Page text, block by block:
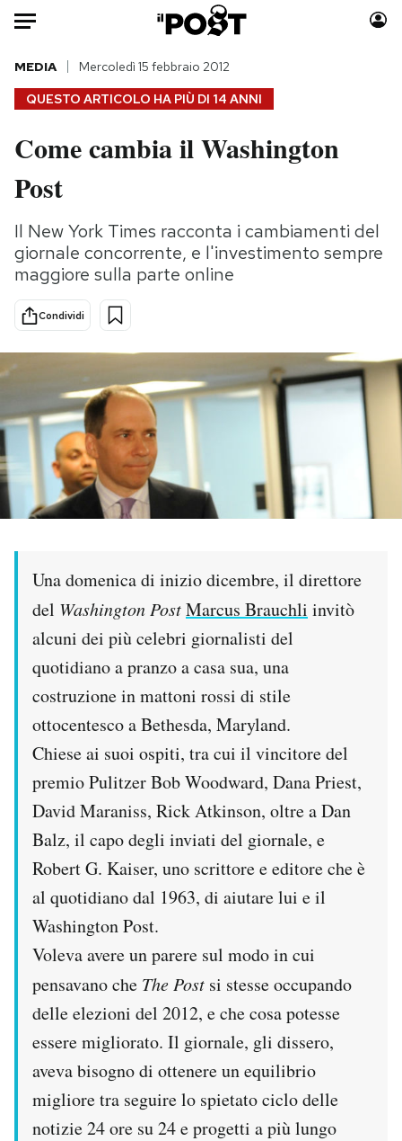
Auto
HOME
Italia
Politica
Tecnologia
Internet
Scienza
Cultura
Economia
Sport
Moda
Storie/Idee
Ok Boomer!
Media
Mondiali calcio 2026
PODCAST
NEWSLETTER
SHOP
CALENDARIO
AREA PERSONALE
Area Personale
Notifiche mobile
Regala il Post
Hai bisogno di aiuto?
Esci
QUESTO ARTICOLO HA PIÙ DI 14 ANNI
MEDIA Mercoledì 15 febbraio 2012
Come cambia il Washington
Post
Il New York Times racconta i cambiamenti del
giornale concorrente, e l'investimento sempre
maggiore sulla parte online
Condividi
Una domenica di inizio dicembre, il direttore
del Washington PostMarcus Brauchli invitò
alcuni dei più celebri giornalisti del
quotidiano a pranzo a casa sua, una
costruzione in mattoni rossi di stile
ottocentesco a Bethesda, Maryland.
Chiese ai suoi ospiti, tra cui il vincitore del
premio Pulitzer Bob Woodward, Dana Priest,
David Maraniss, Rick Atkinson, oltre a Dan
Balz, il capo degli inviati del giornale, e
Robert G. Kaiser, uno scrittore e editore che è
al quotidiano dal 1963, di aiutare lui e il
Washington Post.
Voleva avere un parere sul modo in cui
pensavano che The Post si stesse occupando
delle elezioni del 2012, e che cosa potesse
essere migliorato. Il giornale, gli dissero,
aveva bisogno di ottenere un equilibrio
migliore tra seguire lo spietato ciclo delle
notizie 24 ore su 24 e progetti a più lungo